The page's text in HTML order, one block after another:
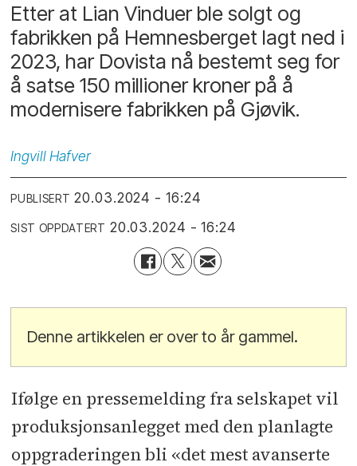
Etter at Lian Vinduer ble solgt og
fabrikken på Hemnesberget lagt ned i
2023, har Dovista nå bestemt seg for
å satse 150 millioner kroner på å
modernisere fabrikken på Gjøvik.
Ingvill Hafver
PUBLISERT 20.03.2024 - 16:24
SIST OPPDATERT 20.03.2024 - 16:24
Denne artikkelen er over to år gammel.
Ifølge en pressemelding fra selskapet vil
produksjonsanlegget med den planlagte
oppgraderingen bli «det mest avanserte